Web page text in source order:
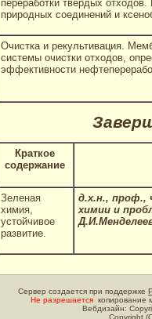
переработки твердых
природных соединений и
Очистка и рекультивация.
системы очистки отходов,
эффективности
Краткое
содержание
Зеленая
химия,
устойчивое
развитие.
д.х.н., проф.,
химии и
Сервер создается при поддержке
Не разрешается копирование
Вебдизайн:
Copyright